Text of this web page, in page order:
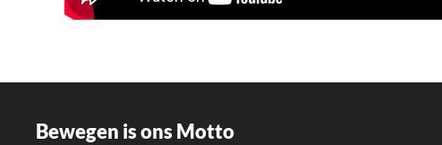
Bewegen is ons Motto